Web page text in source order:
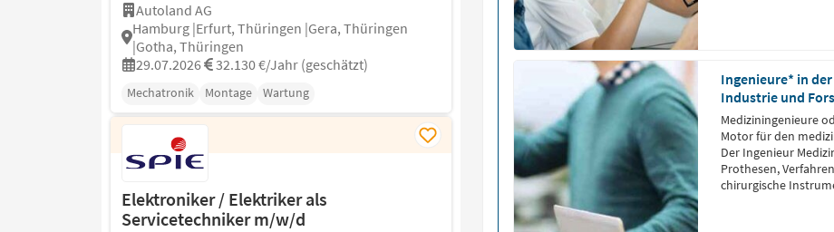
Autoland AG
Hamburg |Erfurt, Thüringen |Gera, Thüringen
|Gotha, Thüringen
29.07.2026
32.130 €/Jahr (geschätzt)
Mechatronik Montage Wartung
Elektroniker / Elektriker als
Servicetechniker m/w/d
Ingenieure* in
Industrie und
Mediziningenieure
Motor für den
Der Ingenieur
Prothesen,
chirurgische